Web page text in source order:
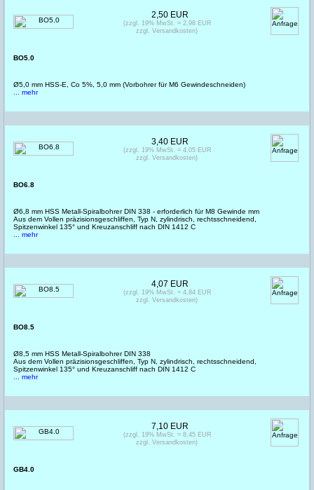
BO5.0
Ø5,0 mm HSS-E, Co 5%, 5,0 mm (Vorbohrer für M6 Gewindeschneiden)
... mehr
2,50 EUR
(zzgl. 19% MwSt. = 2,98 EUR
zzgl. Versandkosten)
BO6.8
Ø6,8 mm HSS Metall-Spiralbohrer DIN 338 - erforderlich für M8 Gewinde mm
Aus dem Vollen präzisionsgeschliffen, Typ N, zylindrisch, rechtsschneidend,
Spitzenwinkel 135° und Kreuzanschliff nach DIN 1412 C
... mehr
3,40 EUR
(zzgl. 19% MwSt. = 4,05 EUR
zzgl. Versandkosten)
BO8.5
Ø8,5 mm HSS Metall-Spiralbohrer DIN 338
Aus dem Vollen präzisionsgeschliffen, Typ N, zylindrisch, rechtsschneidend,
Spitzenwinkel 135° und Kreuzanschliff nach DIN 1412 C
... mehr
4,07 EUR
(zzgl. 19% MwSt. = 4,84 EUR
zzgl. Versandkosten)
GB4.0
7,10 EUR
(zzgl. 19% MwSt. = 8,45 EUR
zzgl. Versandkosten)